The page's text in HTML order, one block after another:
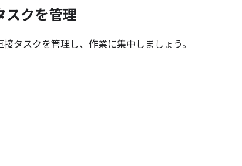
スクを管理
タスクを管理し、作業に集中しましょう。